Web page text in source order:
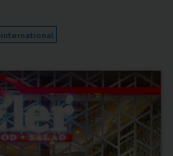
international